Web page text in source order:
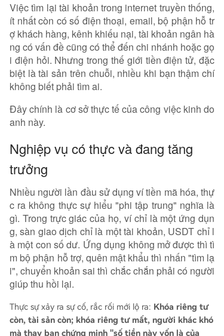
Việc tìm lại tài khoản trong internet truyền thống,
ít nhất còn có số điện thoại, email, bộ phận hỗ tr
ợ khách hàng, kênh khiếu nại, tài khoản ngân hà
ng có vấn đề cũng có thể đến chi nhánh hoặc gọ
i điện hỏi. Nhưng trong thế giới tiền điện tử, đặc
biệt là tài sản trên chuỗi, nhiều khi bạn thậm chí
không biết phải tìm ai.
Đây chính là cơ sở thực tế của công việc kinh do
anh này.
Nghiệp vụ có thực và đang tăng
trưởng
Nhiều người lần đầu sử dụng ví tiền mã hóa, thự
c ra không thực sự hiểu "phi tập trung" nghĩa là
gì. Trong trực giác của họ, ví chỉ là một ứng dụn
g, sàn giao dịch chỉ là một tài khoản, USDT chỉ l
à một con số dư. Ứng dụng không mở được thì tì
m bộ phận hỗ trợ, quên mật khẩu thì nhấn "tìm lạ
i", chuyển khoản sai thì chắc chắn phải có người
giúp thu hồi lại.
Thực sự xảy ra sự cố, rắc rối mới lộ ra: Khóa riêng tư
còn, tài sản còn; khóa riêng tư mất, người khác khó
mà thay bạn chứng minh "số tiền này vốn là của